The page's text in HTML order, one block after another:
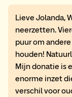
Lieve Jolanda,
neerzetten.
puur om
houden!
Mijn donatie is
enorme inzet
verschil voor